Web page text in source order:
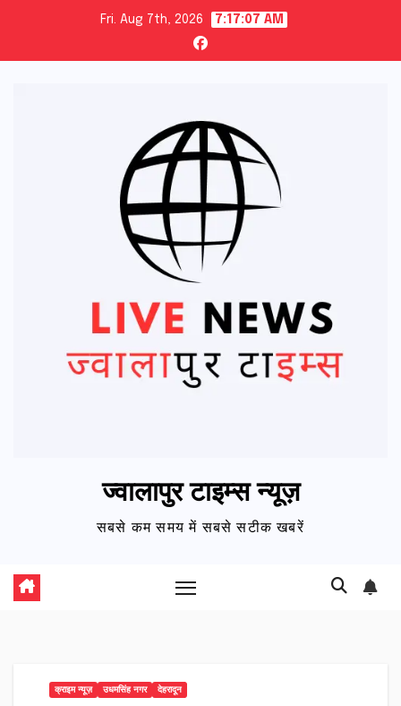
content
Fri. Aug 7th, 2026 7:17:08 AM
ज्वालापुर टाइम्स न्यूज़
सबसे कम समय में सबसे सटीक खबरें
क्राइम न्यूज़ उधमसिंह नगर देहरादून